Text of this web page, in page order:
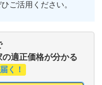
ご活用ください。
の適正価格が分かる
く！